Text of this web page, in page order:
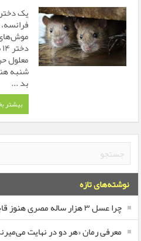
یک
معلول
شنبه
بد ...
بیشتر
نوشته‌های تازه
چرا عسل ۳ هزار ساله‌ مصری هنوز قابل خوردن است؟
معرفی رمان «هر دو در نهایت